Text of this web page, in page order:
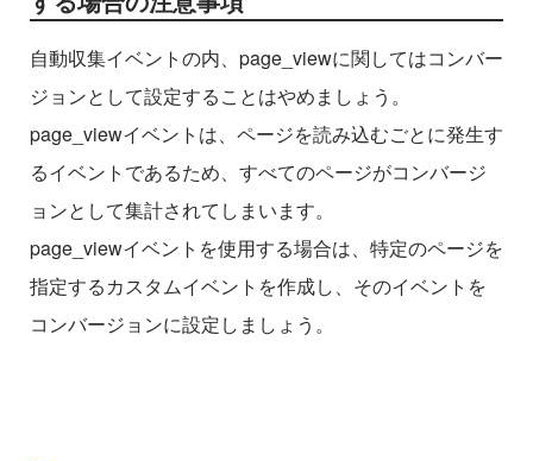
自動収集イベントの内、page_viewに関してはコンバー
ジョンとして設定することはやめましょう。
page_viewイベントは、ページを読み込むごとに発生す
るイベントであるため、すべてのページがコンバージ
ョンとして集計されてしまいます。
page_viewイベントを使用する場合は、特定のページを
指定するカスタムイベントを作成し、そのイベントを
コンバージョンに設定しましょう。